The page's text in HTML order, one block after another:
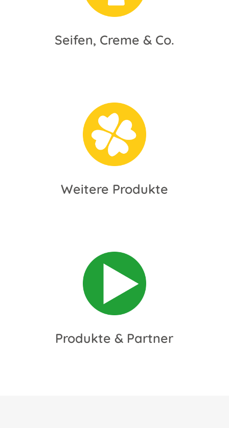
Seifen, Creme & Co.
Weitere Produkte
Produkte & Partner